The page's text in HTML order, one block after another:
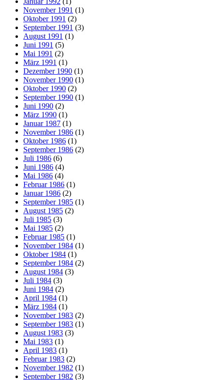
November 1991 (1)
Oktober 1991 (2)
September 1991 (3)
August 1991 (1)
Juni 1991 (5)
Mai 1991 (2)
März 1991 (1)
Dezember 1990 (1)
November 1990 (1)
Oktober 1990 (2)
September 1990 (1)
Juni 1990 (2)
März 1990 (1)
Januar 1987 (1)
November 1986 (1)
Oktober 1986 (1)
September 1986 (2)
Juli 1986 (6)
Juni 1986 (4)
Mai 1986 (4)
Februar 1986 (1)
Januar 1986 (2)
September 1985 (1)
August 1985 (2)
Juli 1985 (3)
Mai 1985 (2)
Februar 1985 (1)
November 1984 (1)
Oktober 1984 (1)
September 1984 (2)
August 1984 (3)
Juli 1984 (3)
Juni 1984 (2)
April 1984 (1)
März 1984 (1)
November 1983 (2)
September 1983 (1)
August 1983 (3)
Mai 1983 (1)
April 1983 (1)
Februar 1983 (2)
November 1982 (1)
September 1982 (3)